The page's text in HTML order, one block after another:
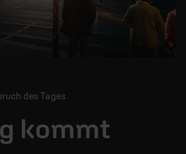
des Tages
kommt